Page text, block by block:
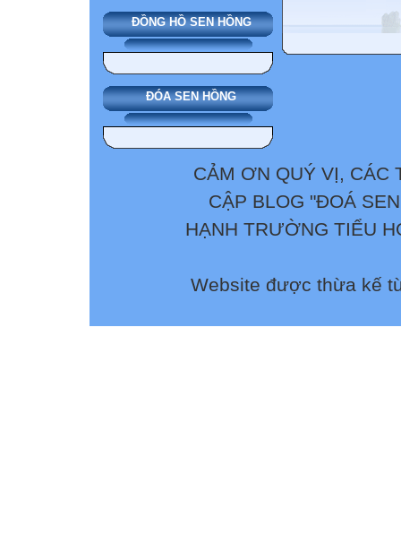
ĐỒNG HỒ SEN HỒNG
ĐÓA SEN HỒNG
CẢM ƠN QUÝ VỊ, CÁC
CẬP BLOG "ĐOÁ
HẠNH TRƯỜNG TIỂU
Website được thừa kế